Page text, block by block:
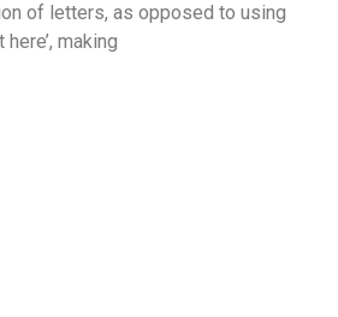
of letters, as opposed to using
making